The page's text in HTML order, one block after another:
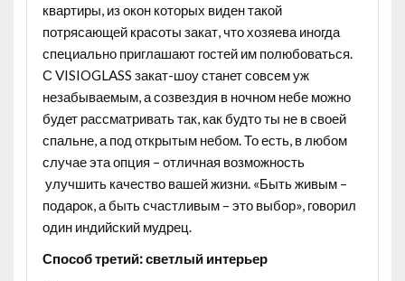
квартиры, из окон которых виден такой
потрясающей красоты закат, что хозяева иногда
специально приглашают гостей им полюбоваться.
С VISIOGLASS закат-шоу станет совсем уж
незабываемым, а созвездия в ночном небе можно
будет рассматривать так, как будто ты не в своей
спальне, а под открытым небом. То есть, в любом
случае эта опция – отличная возможность
улучшить качество вашей жизни. «Быть живым –
подарок, а быть счастливым – это выбор», говорил
один индийский мудрец.
Способ третий: светлый интерьер